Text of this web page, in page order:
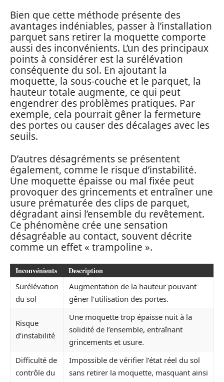
Bien que cette méthode présente des
avantages indéniables, passer à l’installation
parquet sans retirer la moquette comporte
aussi des inconvénients. L’un des principaux
points à considérer est la surélévation
conséquente du sol. En ajoutant la
moquette, la sous-couche et le parquet, la
hauteur totale augmente, ce qui peut
engendrer des problèmes pratiques. Par
exemple, cela pourrait gêner la fermeture
des portes ou causer des décalages avec les
seuils.
D’autres désagréments se présentent
également, comme le risque d’instabilité.
Une moquette épaisse ou mal fixée peut
provoquer des grincements et entraîner une
usure prématurée des clips de parquet,
dégradant ainsi l’ensemble du revêtement.
Ce phénomène crée une sensation
désagréable au contact, souvent décrite
comme un effet « trampoline ».
Inconvénients Description
Surélévation
du sol
Augmentation de la hauteur pouvant
gêner l’utilisation des portes.
Risque
d’instabilité
Une moquette trop épaisse nuit à la
solidité de l’ensemble, entraînant
grincements et usure.
Difficulté de
contrôle du
Impossible de vérifier l’état réel du sol
sans retirer la moquette, masquant ainsi